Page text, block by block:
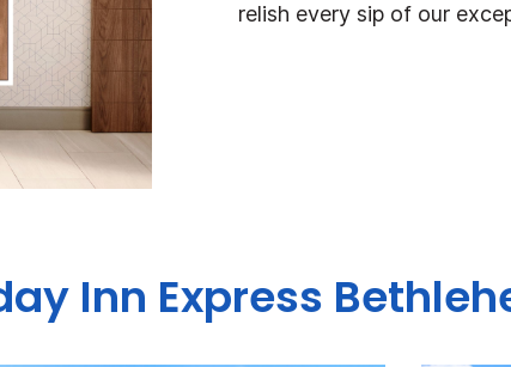
relish every sip of our
Inn Express